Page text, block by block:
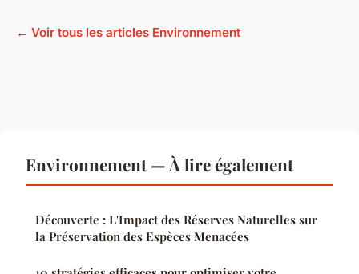
← Voir tous les articles Environnement
Environnement — À lire également
Découverte : L'Impact des Réserves Naturelles sur
la Préservation des Espèces Menacées